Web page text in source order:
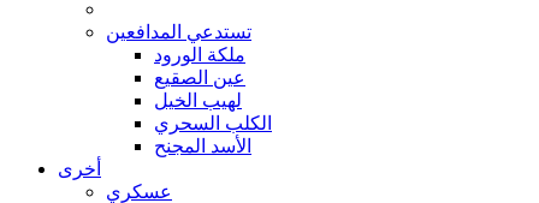
تستدعي المدافعين
ملكة الورود
عين الصقيع
لهيب الخيل
الكلب السحري
الأسد المجنح
أخرى
عسكري